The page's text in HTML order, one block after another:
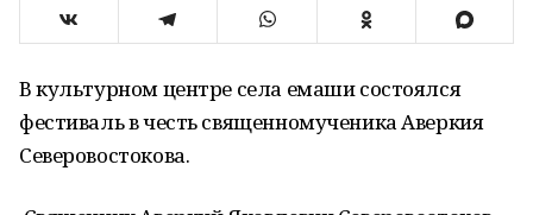
В культурном центре села емаши состоялся
фестиваль в честь священномученика Аверкия
Северовостокова.